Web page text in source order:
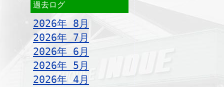
過去ログ
2026年 8月
2026年 7月
2026年 6月
2026年 5月
2026年 4月